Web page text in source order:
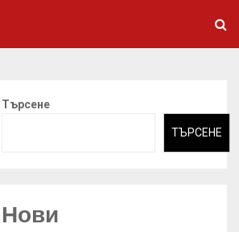
Търсене
ТЪРСЕНЕ
Нови